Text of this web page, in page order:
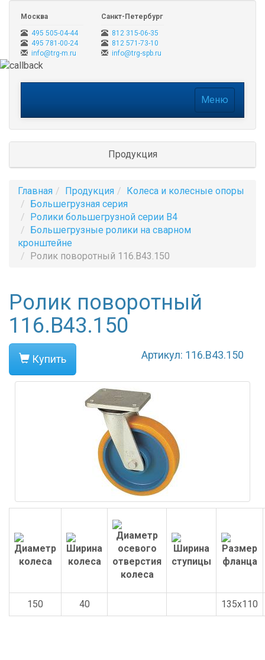
Москва
495 505-04-44
495 781-00-24
info@trg-m.ru
Санкт-Петербург
812 315-06-35
812 571-73-10
info@trg-spb.ru
Меню
Продукция
Главная Продукция
Колеса и колесные опоры
Большегрузная серия
Ролики большегрузной серии B4
Большегрузные ролики на сварном
кронштейне
Ролик поворотный 116.B43.150
Ролик поворотный
116.B43.150
Купить Артикул: 116.B43.150
150 40 135x110